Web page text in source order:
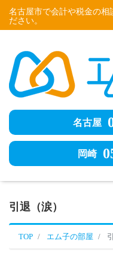
名古屋市で会計や税金の相
ださい。
名古屋
岡崎
引退（涙）
TOP エム子の部屋